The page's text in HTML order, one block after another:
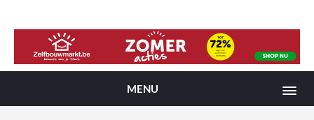
MENU